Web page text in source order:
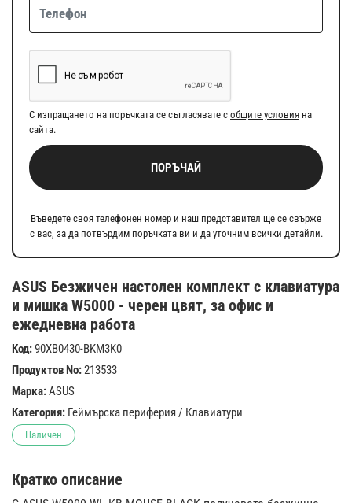
ASUS Безжичен настолен комплект с клавиатура
и мишка W5000 - черен цвят, за офис и
ежедневна работа
Код:90XB0430-BKM3K0
Продуктов No:213533
Марка:ASUS
Категория: Геймърска периферия/ Клавиатури
Наличен
Кратко описание
С изпращането на поръчката се съгласявате с общите условия на
сайта.
ПОРЪЧАЙ
Въведете своя телефонен номер и наш представител ще се свърже
с вас, за да потвърдим поръчката ви и да уточним всички детайли.